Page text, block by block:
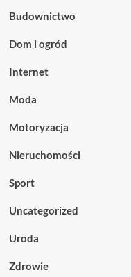
Budownictwo
Dom i ogród
Internet
Moda
Motoryzacja
Nieruchomości
Sport
Uncategorized
Uroda
Zdrowie